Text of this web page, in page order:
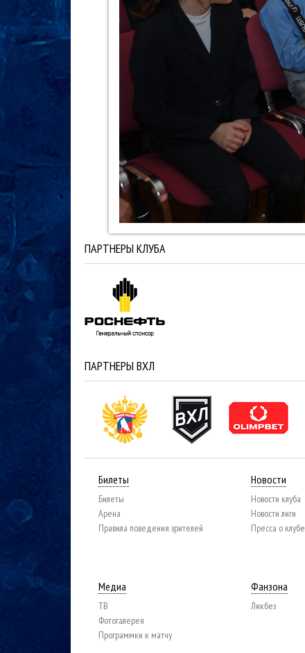
ПАРТНЕРЫ КЛУБА
ПАРТНЕРЫ ВХЛ
Билеты
Билеты
Арена
Правила поведения зрителей
Новости
Новости клуба
Новости лиги
Пресса о клубе
Медиа
ТВ
Фотогалерея
Программки к матчу
Фанзона
Ликбез